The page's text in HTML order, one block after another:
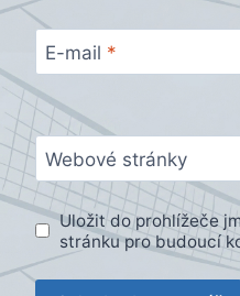
E-mail *
Webové stránky
Uložit do prohlížeče
stránku pro budoucí